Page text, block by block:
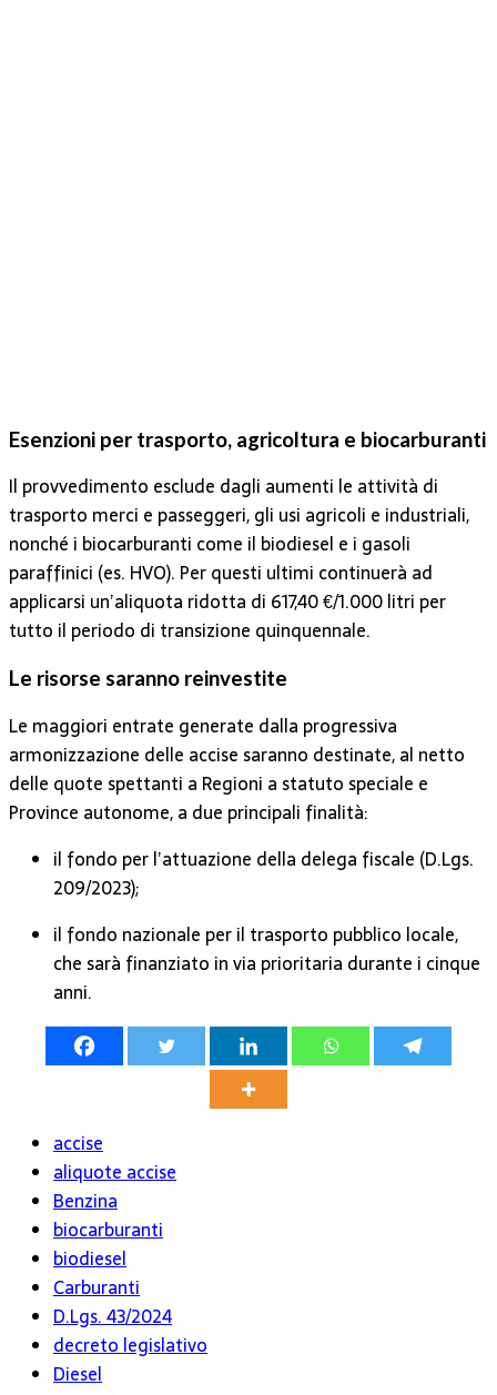
Esenzioni per trasporto, agricoltura e biocarburanti
Il provvedimento esclude dagli aumenti le attività di
trasporto merci e passeggeri, gli usi agricoli e industriali,
nonché i biocarburanti come il biodiesel e i gasoli
paraffinici (es. HVO). Per questi ultimi continuerà ad
applicarsi un’aliquota ridotta di 617,40 €/1.000 litri per
tutto il periodo di transizione quinquennale.
Le risorse saranno reinvestite
Le maggiori entrate generate dalla progressiva
armonizzazione delle accise saranno destinate, al netto
delle quote spettanti a Regioni a statuto speciale e
Province autonome, a due principali finalità:
il fondo per l’attuazione della delega fiscale (D.Lgs.
209/2023);
il fondo nazionale per il trasporto pubblico locale,
che sarà finanziato in via prioritaria durante i cinque
anni.
accise
aliquote accise
Benzina
biocarburanti
biodiesel
Carburanti
D.Lgs. 43/2024
decreto legislativo
Diesel